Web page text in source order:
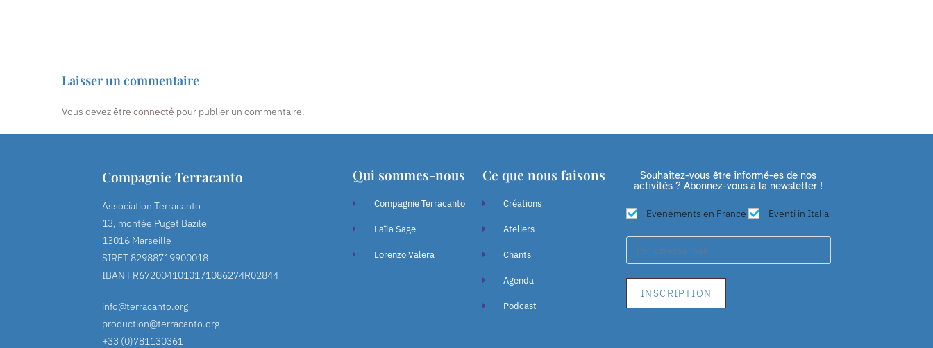
Laisser un commentaire
Vous devez être connecté pour publier un commentaire.
Compagnie Terracanto
Association Terracanto
13, montée Puget Bazile
13016 Marseille
SIRET 82988719900018
IBAN FR6720041010171086274R02844
info@terracanto.org
production@terracanto.org
+33 (0)781130361
Qui sommes-nous
Compagnie Terracanto
Laïla Sage
Lorenzo Valera
Ce que nous faisons
Créations
Ateliers
Chants
Agenda
Podcast
Souhaitez-vous être informé-es de nos
activités ? Abonnez-vous à la newsletter !
Evenéments en France Eventi in Italia